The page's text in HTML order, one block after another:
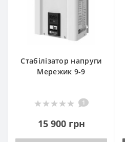
Стабілізатор напруги
Мережик 9-9
1
15 900 грн